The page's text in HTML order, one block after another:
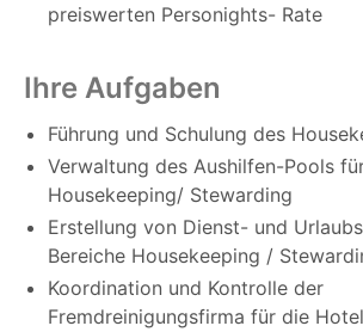
preiswerten Personights- Rate
Ihre Aufgaben
Führung und Schulung des
Verwaltung des Aushilfen-Pools
Housekeeping/ Stewarding
Erstellung von Dienst- und
Bereiche Housekeeping /
Koordination und Kontrolle der
Fremdreinigungsfirma für die